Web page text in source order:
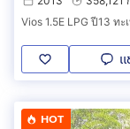
Vios 1.5E LPG ปี13 ทะ
HOT